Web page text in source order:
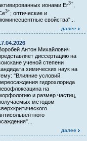
ионами Er3+
3+; оптические и
свойства"...
далее
Антон Михайлович
диссертацию на
ученой степени
химических наук на
"Влияние условий
гидрохлорида
на
и размер частиц,
методом
далее